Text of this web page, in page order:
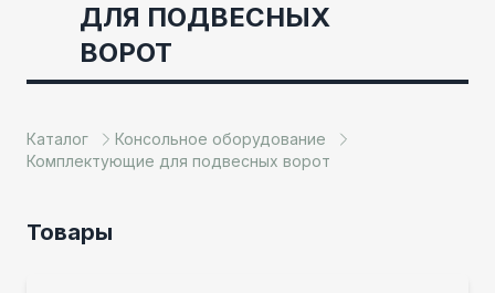
ДЛЯ ПОДВЕСНЫХ
ВОРОТ
Каталог
Консольное оборудование
Комплектующие для подвесных ворот
Товары